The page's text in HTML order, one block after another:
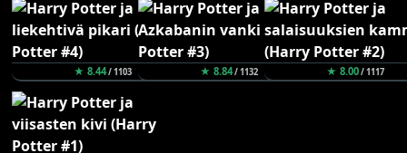
★ 8.44/ 1103 ★ 8.84/ 1132 ★ 8.00/ 1117